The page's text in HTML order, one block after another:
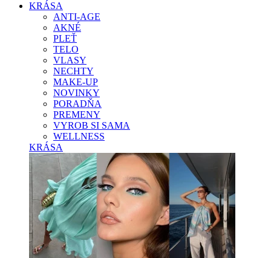
KRÁSA
ANTI-AGE
AKNÉ
PLEŤ
TELO
VLASY
NECHTY
MAKE-UP
NOVINKY
PORADŇA
PREMENY
VYROB SI SAMA
WELLNESS
KRÁSA